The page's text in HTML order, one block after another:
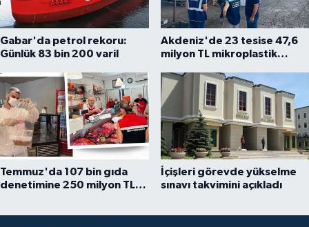
Gabar'da petrol rekoru:
Günlük 83 bin 200 varil
Akdeniz'de 23 tesise 47,6
milyon TL mikroplastik
Temmuz'da 107 bin gıda
denetimine 250 milyon TL
İçişleri görevde yükselme
sınavı takvimini açıkladı